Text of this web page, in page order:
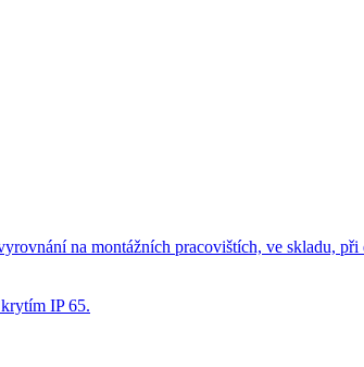
na montážních pracovištích, ve skladu, při
IP 65.